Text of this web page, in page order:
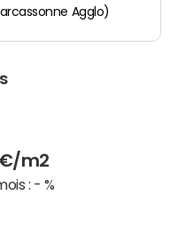
Agglo)
€/m2
: - %